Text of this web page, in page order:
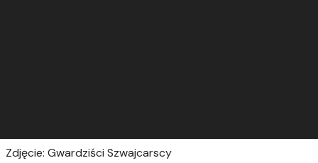
Zdjęcie: Gwardziści Szwajcarscy